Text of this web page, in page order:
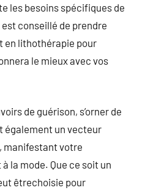
les besoins spécifiques de
est conseillé de prendre
en lithothérapie pour
le mieux avec vos
de guérison, s’orner de
également un vecteur
manifestant votre
la mode. Que ce soit un
êtrechoisie pour